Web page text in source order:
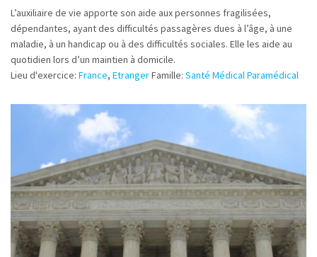
L’auxiliaire de vie apporte son aide aux personnes fragilisées,
dépendantes, ayant des difficultés passagères dues à l’âge, à une
maladie, à un handicap ou à des difficultés sociales. Elle les aide au
quotidien lors d’un maintien à domicile.
Lieu d'exercice: France, EtrangerFamille: Santé Médical Paramédical